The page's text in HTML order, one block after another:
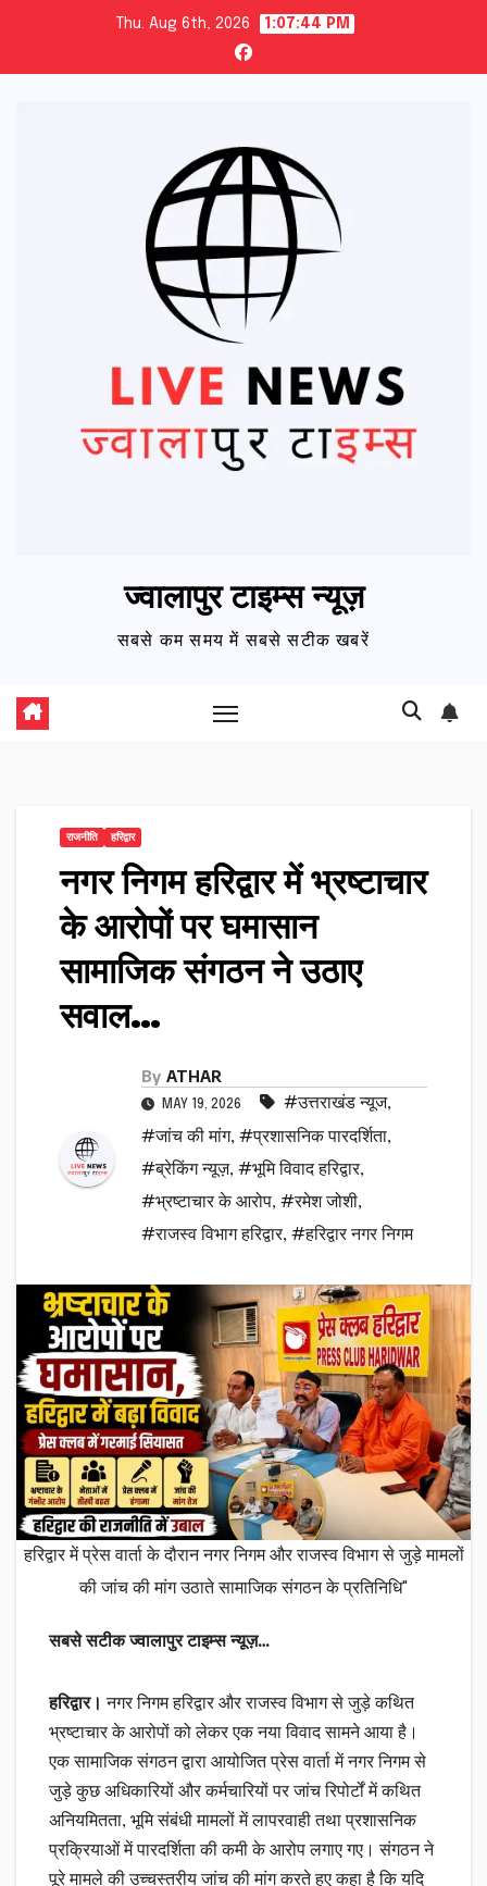
content
Thu. Aug 6th, 2026 1:07:46 PM
ज्वालापुर टाइम्स न्यूज़
सबसे कम समय में सबसे सटीक खबरें
राजनीति हरिद्वार
नगर निगम हरिद्वार में भ्रष्टाचार
के आरोपों पर घमासान
सामाजिक संगठन ने उठाए
सवाल…
By ATHAR
MAY 19, 2026 #उत्तराखंड न्यूज,
#जांच की मांग, #प्रशासनिक पारदर्शिता,
#ब्रेकिंग न्यूज़, #भूमि विवाद हरिद्वार,
#भ्रष्टाचार के आरोप, #रमेश जोशी,
#राजस्व विभाग हरिद्वार, #हरिद्वार नगर निगम
हरिद्वार में प्रेस वार्ता के दौरान नगर निगम और राजस्व विभाग से जुड़े मामलों
की जांच की मांग उठाते सामाजिक संगठन के प्रतिनिधि"
सबसे सटीक ज्वालापुर टाइम्स न्यूज़…
हरिद्वार। नगर निगम हरिद्वार और राजस्व विभाग से जुड़े कथित
भ्रष्टाचार के आरोपों को लेकर एक नया विवाद सामने आया है।
एक सामाजिक संगठन द्वारा आयोजित प्रेस वार्ता में नगर निगम से
जुड़े कुछ अधिकारियों और कर्मचारियों पर जांच रिपोर्टों में कथित
अनियमितता, भूमि संबंधी मामलों में लापरवाही तथा प्रशासनिक
प्रक्रियाओं में पारदर्शिता की कमी के आरोप लगाए गए। संगठन ने
पूरे मामले की उच्चस्तरीय जांच की मांग करते हुए कहा है कि यदि